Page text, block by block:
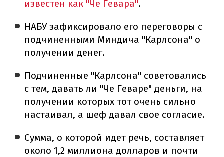
известен как "Че Гевара".
НАБУ зафиксировало его переговоры с
подчиненными Миндича "Карлсона" о
получении денег.
Подчиненные "Карлсона" советовались
с тем, давать ли "Че Геваре" деньги, на
получении которых тот очень сильно
настаивал, а шеф давал свое согласие.
Сумма, о которой идет речь, составляет
около 1,2 миллиона долларов и почти